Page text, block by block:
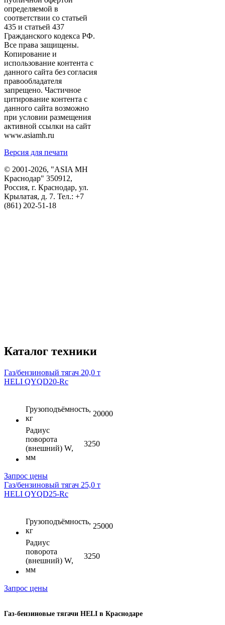
Каталог техники
Газ/бензиновый тягач 20,0 т
HELI QYQD20-Rc
Грузоподъёмность,
кг
20000
Радиус
поворота
(внешний) W,
мм
3250
Запрос цены
Газ/бензиновый тягач 25,0 т
HELI QYQD25-Rc
Грузоподъёмность,
кг
25000
Радиус
поворота
(внешний) W,
мм
3250
Запрос цены
Газ-бензиновые тягачи HELI в Краснодаре
определяемой в
соответствии со статьей
435 и статьей 437
Гражданского кодекса РФ.
Все права защищены.
Копирование и
использование контента с
данного сайта без согласия
правообладателя
запрещено. Частичное
цитирование контента с
данного сайта возможно
при условии размещения
активной ссылки на сайт
www.asiamh.ru
Версия для печати
© 2001-2026, "ASIA MH
Краснодар" 350912,
Россия, г. Краснодар, ул.
Крылатая, д. 7. Тел.: +7
(861) 202-51-18